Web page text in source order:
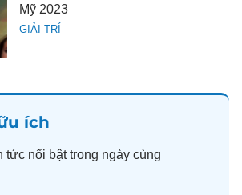
GIẢI TRÍ
Mỹ 2023
ích
tức nổi bật trong ngày cùng